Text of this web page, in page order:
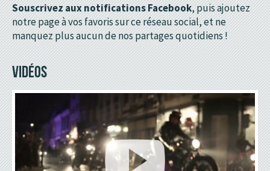
Souscrivez aux notifications Facebook, puis ajoutez
notre page à vos favoris sur ce réseau social, et ne
manquez plus aucun de nos partages quotidiens !
VIDÉOS